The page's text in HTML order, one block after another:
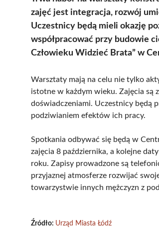
zajęć jest integracja, rozwój
Uczestnicy będą mieli okazję
współpracować przy budowie
Człowieku Widzieć Brata” w
Warsztaty mają na celu nie tylko
istotne w każdym wieku. Zajęcia są
doświadczeniami. Uczestnicy będą
podziwianiem efektów ich pracy.
Spotkania odbywać się będą w
zajęcia 8 października, a kolejne
roku. Zapisy prowadzone są
przyjaznej atmosferze rozwijać
towarzystwie innych mężczyzn z
Źródło: Urząd Miasta Łódź